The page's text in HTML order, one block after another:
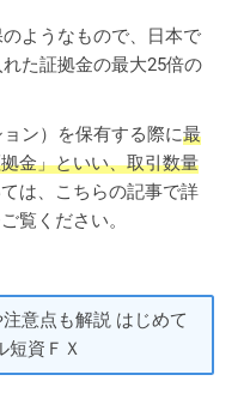
ようなもので、日本で
た証拠金の最大25倍の
ン）を保有する際に最
金」といい、取引数量
は、こちらの記事で詳
覧ください。
意点も解説 はじめて
短資ＦＸ